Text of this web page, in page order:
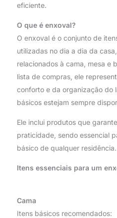
eficiente.
O que é enxoval?
O enxoval é o conjunto de
utilizadas no dia a dia da
relacionados à cama, mesa e
lista de compras, ele
conforto e da organização do
básicos estejam sempre
Ele inclui produtos que
praticidade, sendo essencial
básico de qualquer residência.
Itens essenciais para um
Cama
Itens básicos recomendados: